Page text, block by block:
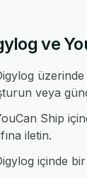
ve
üzerinde
veya
Ship
iletin.
içinde